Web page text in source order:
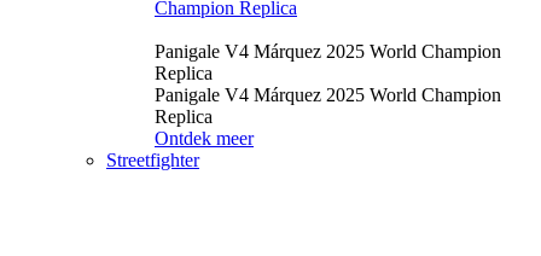
Champion Replica
Panigale V4 Márquez 2025 World Champion
Replica
Panigale V4 Márquez 2025 World Champion
Replica
Ontdek meer
Streetfighter